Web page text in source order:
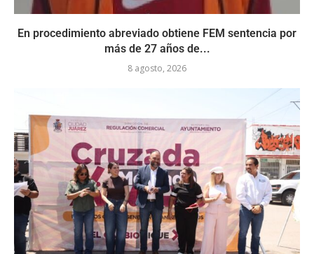
En procedimiento abreviado obtiene FEM sentencia por
más de 27 años de...
8 agosto, 2026